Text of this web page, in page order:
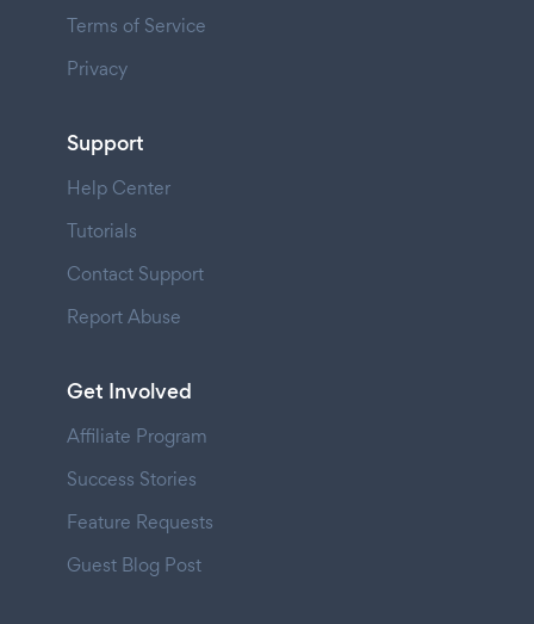
Terms of Service
Privacy
Support
Help Center
Tutorials
Contact Support
Report Abuse
Get Involved
Affiliate Program
Success Stories
Feature Requests
Guest Blog Post